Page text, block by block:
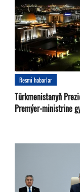
Resmi habarlar
Türkmenistanyň
Premýer-ministrine